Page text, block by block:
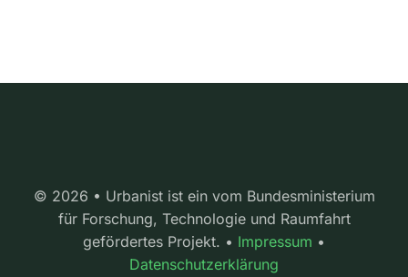
© 2026 • Urbanist ist ein vom Bundesministerium
für Forschung, Technologie und Raumfahrt
gefördertes Projekt. • Impressum •
Datenschutzerklärung